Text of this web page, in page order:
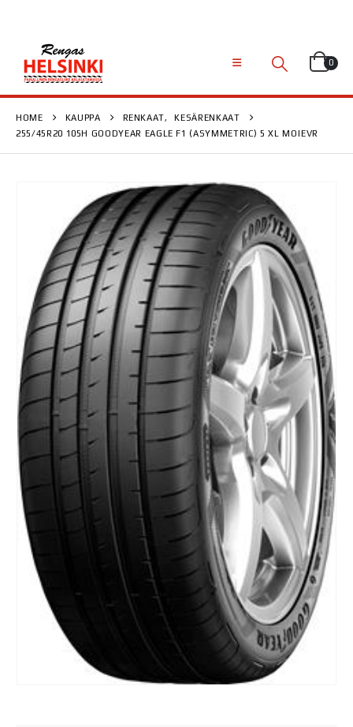
0
HOME KAUPPA RENKAAT,
KESÄRENKAAT
255/45R20 105H GOODYEAR EAGLE F1 (ASYMMETRIC) 5 XL MO|EVR